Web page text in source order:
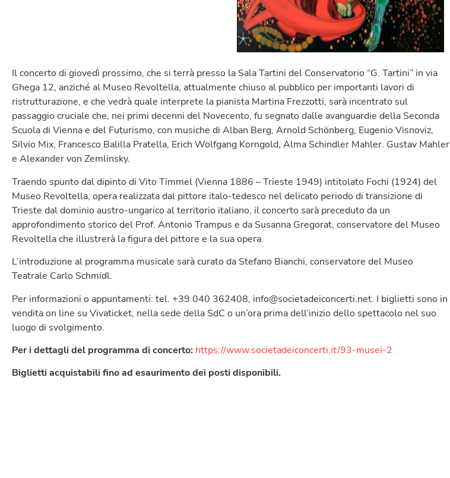
Il concerto di giovedì prossimo, che si terrà presso la Sala Tartini del Conservatorio “G. Tartini” in via
Ghega 12, anziché al Museo Revoltella, attualmente chiuso al pubblico per importanti lavori di
ristrutturazione, e che vedrà quale interprete la pianista Martina Frezzotti, sarà incentrato sul
passaggio cruciale che, nei primi decenni del Novecento, fu segnato dalle avanguardie della Seconda
Scuola di Vienna e del Futurismo, con musiche di Alban Berg, Arnold Schönberg, Eugenio Visnoviz,
Silvio Mix, Francesco Balilla Pratella, Erich Wolfgang Korngold, Alma Schindler Mahler. Gustav Mahler
e Alexander von Zemlinsky.
Traendo spunto dal dipinto di Vito Timmel (Vienna 1886 – Trieste 1949) intitolato Fochi (1924) del
Museo Revoltella, opera realizzata dal pittore italo-tedesco nel delicato periodo di transizione di
Trieste dal dominio austro-ungarico al territorio italiano, il concerto sarà preceduto da un
approfondimento storico del Prof. Antonio Trampus e da Susanna Gregorat, conservatore del Museo
Revoltella che illustrerà la figura del pittore e la sua opera.
L’introduzione al programma musicale sarà curato da Stefano Bianchi, conservatore del Museo
Teatrale Carlo Schmidl.
Per informazioni o appuntamenti: tel. +39 040 362408, info@societadeiconcerti.net. I biglietti sono in
vendita on line su Vivaticket, nella sede della SdC o un’ora prima dell’inizio dello spettacolo nel suo
luogo di svolgimento.
Per i dettagli del programma di concerto: https://www.societadeiconcerti.it/93-musei-2
Biglietti acquistabili fino ad esaurimento dei posti disponibili.